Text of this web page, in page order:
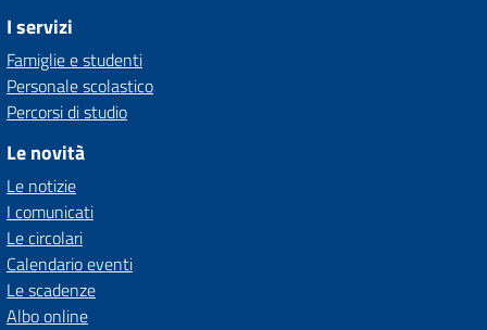
I servizi
Famiglie e studenti
Personale scolastico
Percorsi di studio
Le novità
Le notizie
I comunicati
Le circolari
Calendario eventi
Le scadenze
Albo online